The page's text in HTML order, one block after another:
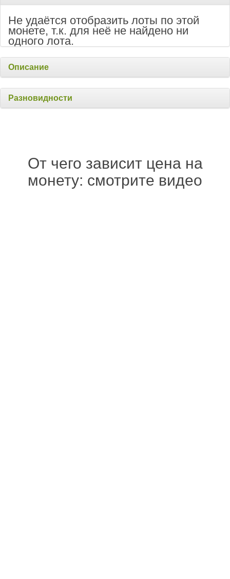
Не удаётся отобразить лоты по этой
монете, т.к. для неё не найдено ни
одного лота.
Описание
Разновидности
От чего зависит цена на
монету: смотрите видео